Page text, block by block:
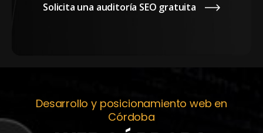
Solicita una auditoría SEO gratuita
Desarrollo y posicionamiento web en
Córdoba